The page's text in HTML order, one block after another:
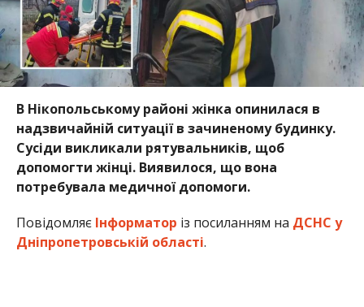
В Нікопольському районі жінка опинилася в
надзвичайній ситуації в зачиненому будинку.
Сусіди викликали рятувальників, щоб
допомогти жінці. Виявилося, що вона
потребувала медичної допомоги.
Повідомляє Інформатор із посиланням на ДСНС у
Дніпропетровській області.